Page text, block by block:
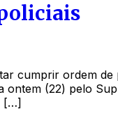
cumprir ordem de
ontem (22) pelo
[…]